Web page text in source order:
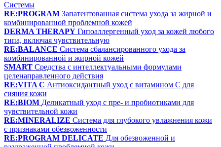
Системы
RE:PROGRAM Запатентованная система ухода за жирной и
комбинированной проблемной кожей
DERMA THERAPY Гипоаллергенный уход за кожей любого
типа, включая чувствительную
RE:BALANCE Система сбалансированного ухода за
комбинированной и жирной кожей
SMART Средства с интеллектуальными формулами
целенаправленного действия
RE:VITA C Антиоксидантный уход с витамином С для
сияния кожи
RE:BIOM Деликатный уход с пре- и пробиотиками для
чувствительной кожи
RE:MINERALIZE Система для глубокого увлажнения кожи
с признаками обезвоженности
RE:PROGRAM DELICATE Для обезвоженной и